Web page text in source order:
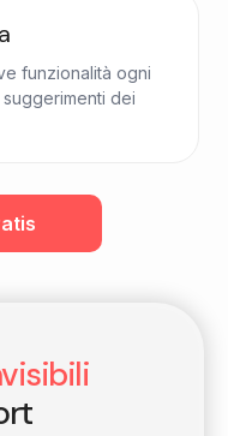
funzionalità ogni
dei